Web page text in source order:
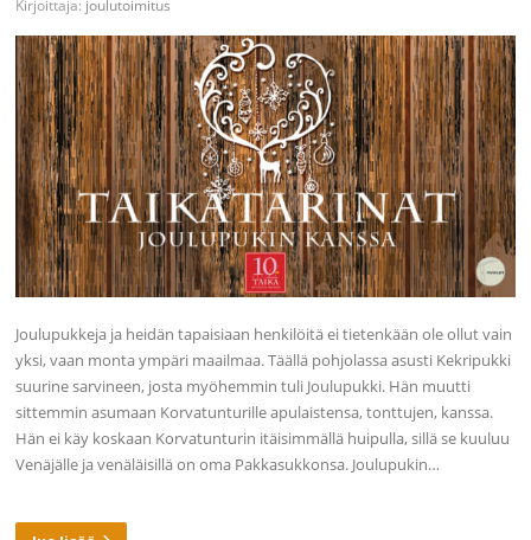
Kirjoittaja: joulutoimitus
Joulupukkeja ja heidän tapaisiaan henkilöitä ei tietenkään ole ollut vain
yksi, vaan monta ympäri maailmaa. Täällä pohjolassa asusti Kekripukki
suurine sarvineen, josta myöhemmin tuli Joulupukki. Hän muutti
sittemmin asumaan Korvatunturille apulaistensa, tonttujen, kanssa.
Hän ei käy koskaan Korvatunturin itäisimmällä huipulla, sillä se kuuluu
Venäjälle ja venäläisillä on oma Pakkasukkonsa. Joulupukin…